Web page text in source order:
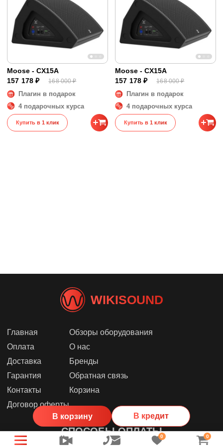
В корзину В кредит
Moose - CX15A
157 178 ₽
168 000 ₽
Плагин в подарок
4 подарочных курса
Купить в 1 клик
Moose - CX15A
157 178 ₽
168 000 ₽
Плагин в подарок
4 подарочных курса
Купить в 1 клик
WIKISOUND
Главная
Оплата
Доставка
Гарантия
Контакты
Договор оферты
Обзоры оборудования
О нас
Бренды
Обратная связь
Корзина
СПОСОБЫ ОПЛАТЫ0 0